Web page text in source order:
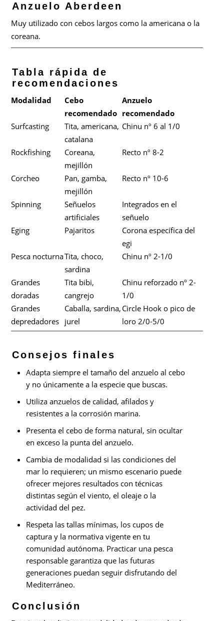
Anzuelo Aberdeen
Muy utilizado con cebos largos como la americana o la
coreana.
Tabla rápida de
recomendaciones
Modalidad
Cebo
recomendado
Anzuelo
recomendado
Surfcasting
Tita, americana,
catalana
Chinu nº 6 al 1/0
Rockfishing
Coreana,
mejillón
Recto nº 8-2
Corcheo
Pan, gamba,
mejillón
Recto nº 10-6
Spinning
Señuelos
artificiales
Integrados en el
señuelo
Eging
Pajaritos
Corona específica del
egi
Pesca nocturnaTita, choco,
sardina
Chinu nº 2-1/0
Grandes
doradas
Tita bibi,
cangrejo
Chinu reforzado nº 2-
1/0
Grandes
depredadores
Caballa, sardina,
jurel
Circle Hook o pico de
loro 2/0-5/0
Consejos finales
Adapta siempre el tamaño del anzuelo al cebo
y no únicamente a la especie que buscas.
Utiliza anzuelos de calidad, afilados y
resistentes a la corrosión marina.
Presenta el cebo de forma natural, sin ocultar
en exceso la punta del anzuelo.
Cambia de modalidad si las condiciones del
mar lo requieren; un mismo escenario puede
ofrecer mejores resultados con técnicas
distintas según el viento, el oleaje o la
actividad del pez.
Respeta las tallas mínimas, los cupos de
captura y la normativa vigente en tu
comunidad autónoma. Practicar una pesca
responsable garantiza que las futuras
generaciones puedan seguir disfrutando del
Mediterráneo.
Conclusión